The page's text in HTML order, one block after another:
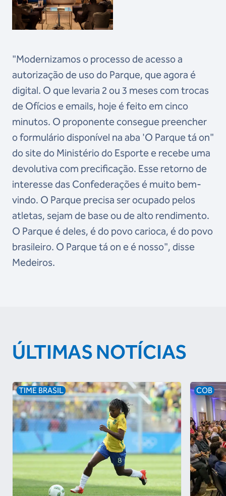
"Modernizamos o processo de acesso a
autorização de uso do Parque, que agora é
digital. O que levaria 2 ou 3 meses com trocas
de Ofícios e emails, hoje é feito em cinco
minutos. O proponente consegue preencher
o formulário disponível na aba 'O Parque tá on"
do site do Ministério do Esporte e recebe uma
devolutiva com precificação. Esse retorno de
interesse das Confederações é muito bem-
vindo. O Parque precisa ser ocupado pelos
atletas, sejam de base ou de alto rendimento.
O Parque é deles, é do povo carioca, é do povo
brasileiro. O Parque tá on e é nosso", disse
Medeiros.
ÚLTIMAS NOTÍCIAS
TIME BRASIL COB